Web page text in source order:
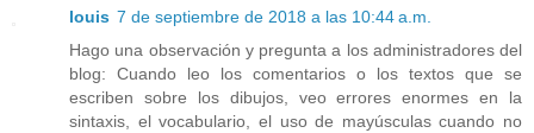
louis 7 de septiembre de 2018 a las 10:44 a.m.
Hago una observación y pregunta a los administradores del
blog: Cuando leo los comentarios o los textos que se
escriben sobre los dibujos, veo errores enormes en la
sintaxis, el vocabulario, el uso de mayúsculas cuando no